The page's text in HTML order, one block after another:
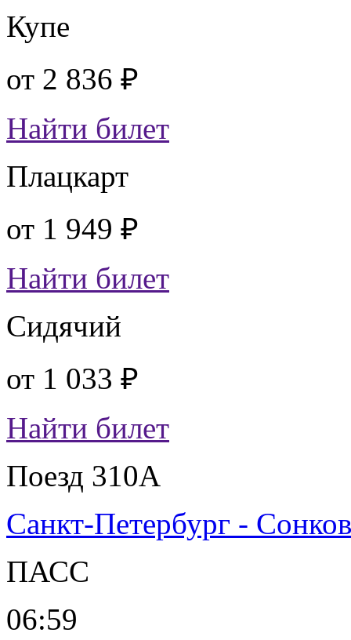
Купе
от 2 836 ₽
Найти билет
Плацкарт
от 1 949 ₽
Найти билет
Сидячий
от 1 033 ₽
Найти билет
Поезд 310А
Санкт-Петербург -
ПАСС
06:59